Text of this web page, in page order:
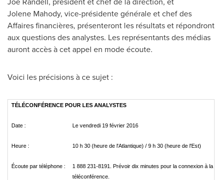
Jolene Mahody, vice-présidente générale et chef des
Affaires financières, présenteront les résultats et répondront
aux questions des analystes. Les représentants des médias
auront accès à cet appel en mode écoute.
Voici les précisions à ce sujet :
TÉLÉCONFÉRENCE POUR LES ANALYSTES
Date : Le vendredi 19 février 2016
Heure : 10 h 30 (heure de l'Atlantique) / 9 h 30 (heure de l'Est)
Écoute par téléphone :
1 888 231-8191. Prévoir dix minutes pour la connexion à la
téléconférence.